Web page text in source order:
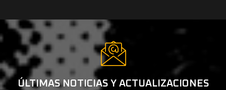
ÚLTIMAS NOTICIAS Y ACTUALIZACIONES